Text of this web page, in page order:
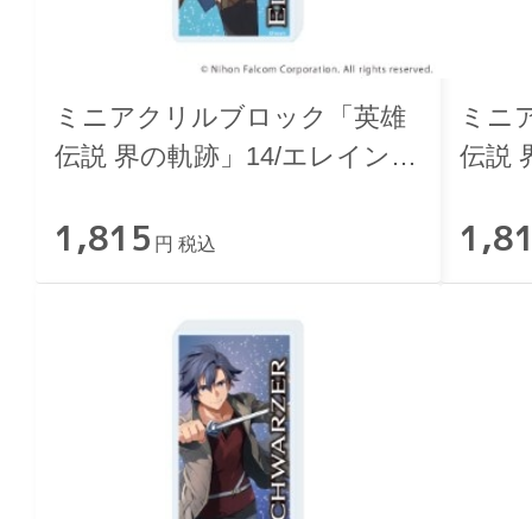
ミニアクリルブロック「英雄
伝説 界の軌跡」14/エレイン・
1,815 円 税込
ミニ
伝説